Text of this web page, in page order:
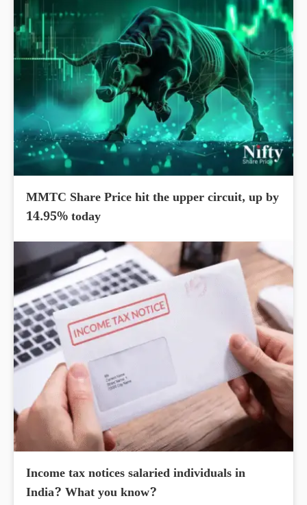
MMTC Share Price hit the upper circuit, up by
14.95% today
Income tax notices salaried individuals in
India? What you know?